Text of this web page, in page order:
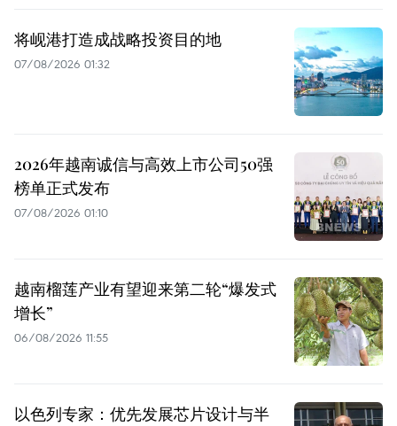
将岘港打造成战略投资目的地
07/08/2026 01:32
2026年越南诚信与高效上市公司50强
榜单正式发布
07/08/2026 01:10
越南榴莲产业有望迎来第二轮“爆发式
增长”
06/08/2026 11:55
以色列专家：优先发展芯片设计与半